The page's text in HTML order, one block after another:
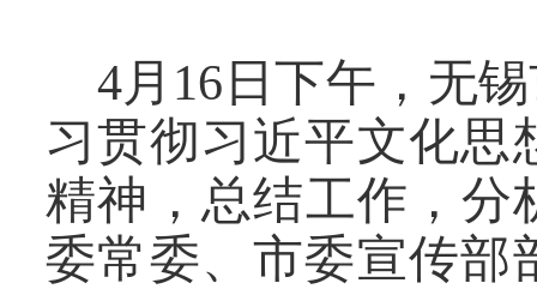
4月 16 日下午，无
习贯彻习近平文化思
精神，总结工作，分
委常委、市委宣传部